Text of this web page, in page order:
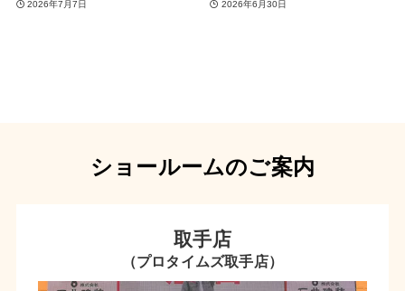
2026年7月7日 2026年6月30日
ショールームのご案内
取手店
（プロタイムズ取手店）